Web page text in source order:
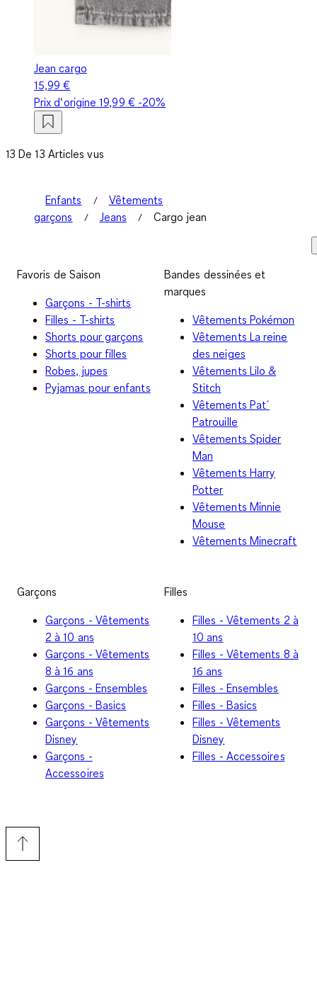
Jean cargo
15,99 €
Prix d‘origine19,99 €-20%
13 De 13 Articles vus
Enfants
Vêtements
garçons
Jeans Cargo jean
Favoris de Saison
Garçons - T-shirts
Filles - T-shirts
Shorts pour garçons
Shorts pour filles
Robes, jupes
Pyjamas pour enfants
Bandes dessinées et
marques
Vêtements Pokémon
Vêtements La reine
des neiges
Vêtements Lilo &
Stitch
Vêtements Pat´
Patrouille
Vêtements Spider
Man
Vêtements Harry
Potter
Vêtements Minnie
Mouse
Vêtements Minecraft
Garçons
Garçons - Vêtements
2 à 10 ans
Garçons - Vêtements
8 à 16 ans
Garçons - Ensembles
Garçons - Basics
Garçons - Vêtements
Disney
Garçons -
Accessoires
Filles
Filles - Vêtements 2 à
10 ans
Filles - Vêtements 8 à
16 ans
Filles - Ensembles
Filles - Basics
Filles - Vêtements
Disney
Filles - Accessoires